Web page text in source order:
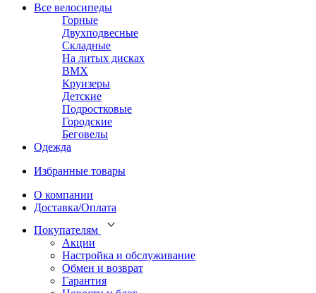
Все велосипеды
Горные
Двухподвесные
Складные
На литых дисках
BMX
Круизеры
Детские
Подростковые
Городские
Беговелы
Одежда
Избранные товары
О компании
Доставка/Оплата
Покупателям
Акции
Настройка и обслуживание
Обмен и возврат
Гарантия